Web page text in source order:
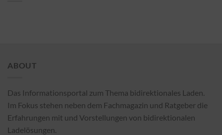
ABOUT
Das Informationsportal zum Thema bidirektionales Laden.
Im Fokus stehen neben dem Fachmagazin und Ratgeber die
Erfahrungen mit und Vorstellungen von bidirektionalen
Ladelösungen.